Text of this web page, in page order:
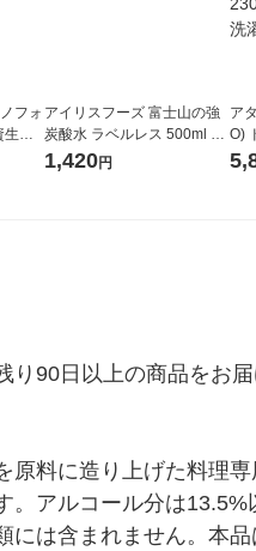
フォ アイリスフーズ 富士山の強
炭酸水 ラベルレス 500ml 1
箱（24本入）
1,420円
ア
O)
ガ
（
90日以上の商品をお届
原料に造り上げた料理
。アルコール分は
には含まれません。本